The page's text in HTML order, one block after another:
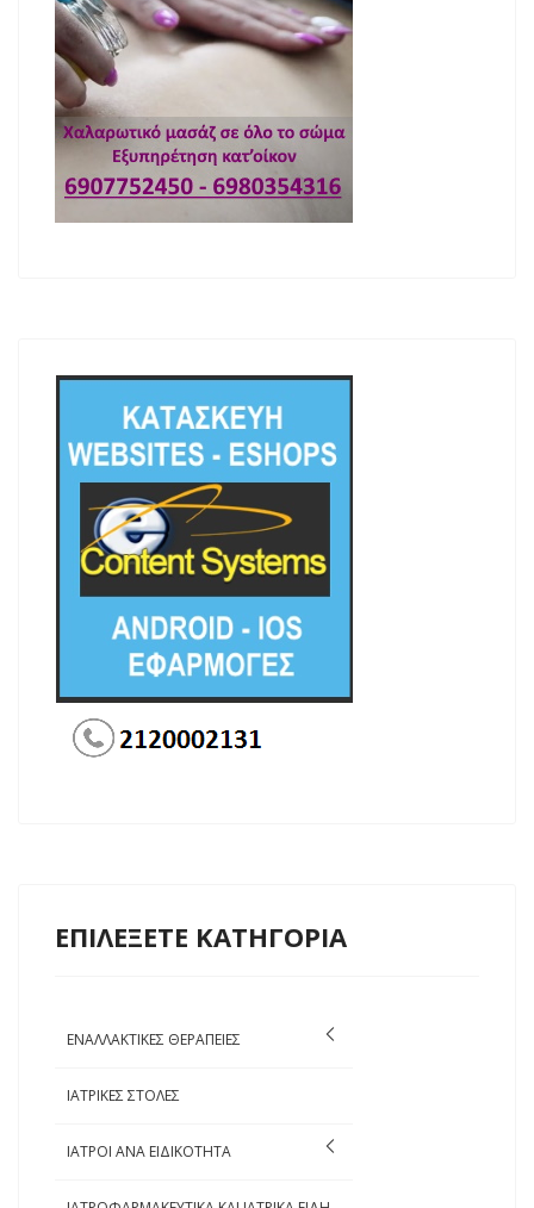
ΕΠΙΛΕΞΕΤΕ ΚΑΤΗΓΟΡΙΑ
ΕΝΑΛΛΑΚΤΙΚΕΣ ΘΕΡΑΠΕΙΕΣ
ΙΑΤΡΙΚΕΣ ΣΤΟΛΕΣ
ΙΑΤΡΟΙ ΑΝΑ ΕΙΔΙΚΟΤΗΤΑ